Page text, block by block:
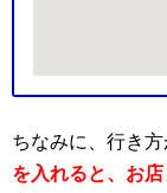
ちなみに、行き
を入れると、お